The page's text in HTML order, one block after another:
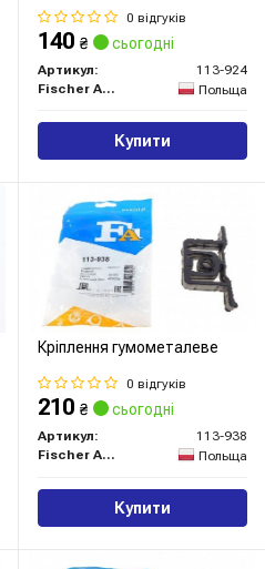
0 відгуків
140 ₴ сьогодні
Артикул:
113-924
Fischer Automotive One (FA1)
Польща
Купити
Кріплення гумометалеве
0 відгуків
210 ₴ сьогодні
Артикул:
113-938
Fischer Automotive One (FA1)
Польща
Купити